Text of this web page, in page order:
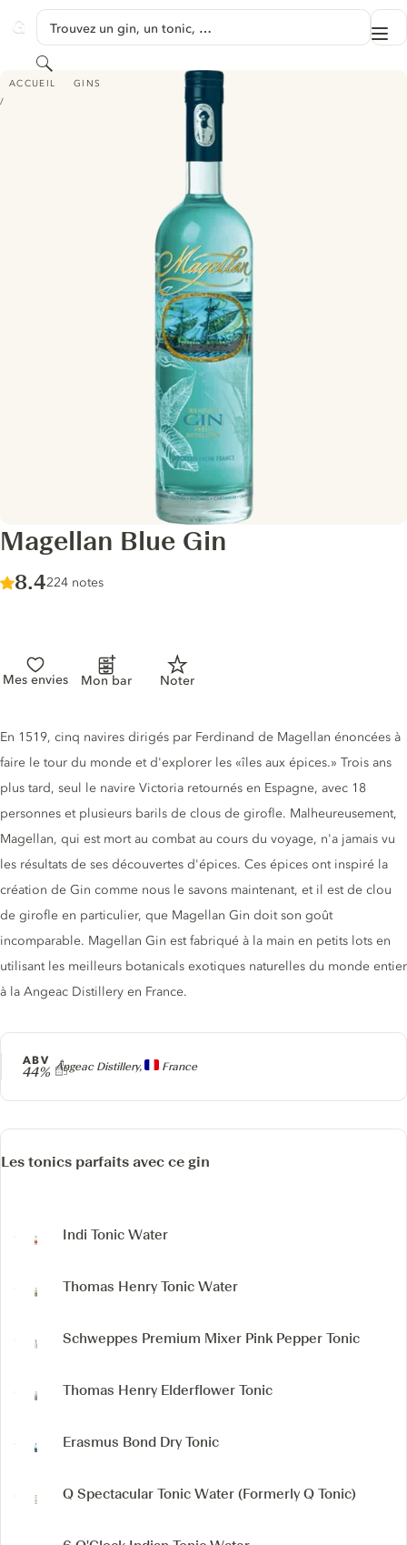
GINVENTORY
Trouvez un gin, un tonic, …
Rechercher
ACCUEIL GINS
MAGELLAN BLUE GIN
Magellan Blue Gin
Score :
8.4/ 10
224 notes
Mes envies Mon bar Noter
Producteur
Angeac Distillery, France
ABV
44%
Description du gin
En 1519, cinq navires dirigés par Ferdinand de Magellan énoncées à
faire le tour du monde et d'explorer les «îles aux épices.» Trois ans
plus tard, seul le navire Victoria retournés en Espagne, avec 18
personnes et plusieurs barils de clous de girofle. Malheureusement,
Magellan, qui est mort au combat au cours du voyage, n'a jamais vu
les résultats de ses découvertes d'épices. Ces épices ont inspiré la
création de Gin comme nous le savons maintenant, et il est de clou
de girofle en particulier, que Magellan Gin doit son goût
incomparable. Magellan Gin est fabriqué à la main en petits lots en
utilisant les meilleurs botanicals exotiques naturelles du monde entier
à la Angeac Distillery en France.
Les tonics parfaits avec ce gin
Indi Tonic Water
Thomas Henry Tonic Water
Schweppes Premium Mixer Pink Pepper Tonic
Thomas Henry Elderflower Tonic
Erasmus Bond Dry Tonic
Q Spectacular Tonic Water (Formerly Q Tonic)